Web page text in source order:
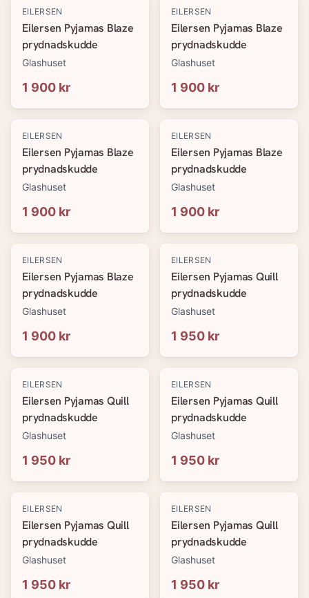
EILERSEN
Eilersen Pyjamas Blaze
prydnadskudde
Glashuset
1 900 kr
EILERSEN
Eilersen Pyjamas Blaze
prydnadskudde
Glashuset
1 900 kr
EILERSEN
Eilersen Pyjamas Blaze
prydnadskudde
Glashuset
1 900 kr
EILERSEN
Eilersen Pyjamas Blaze
prydnadskudde
Glashuset
1 900 kr
EILERSEN
Eilersen Pyjamas Blaze
prydnadskudde
Glashuset
1 900 kr
EILERSEN
Eilersen Pyjamas Quill
prydnadskudde
Glashuset
1 950 kr
EILERSEN
Eilersen Pyjamas Quill
prydnadskudde
Glashuset
1 950 kr
EILERSEN
Eilersen Pyjamas Quill
prydnadskudde
Glashuset
1 950 kr
EILERSEN
Eilersen Pyjamas Quill
prydnadskudde
Glashuset
1 950 kr
EILERSEN
Eilersen Pyjamas Quill
prydnadskudde
Glashuset
1 950 kr